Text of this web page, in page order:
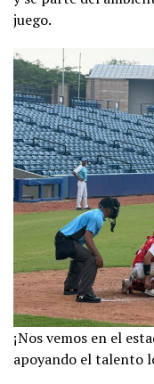
juego.
¡Nos vemos en el
apoyando el talento